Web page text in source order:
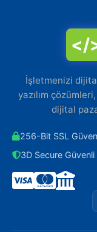
</
İşletmenizi
yazılım
dijital
256-Bit SSL
3D Secure